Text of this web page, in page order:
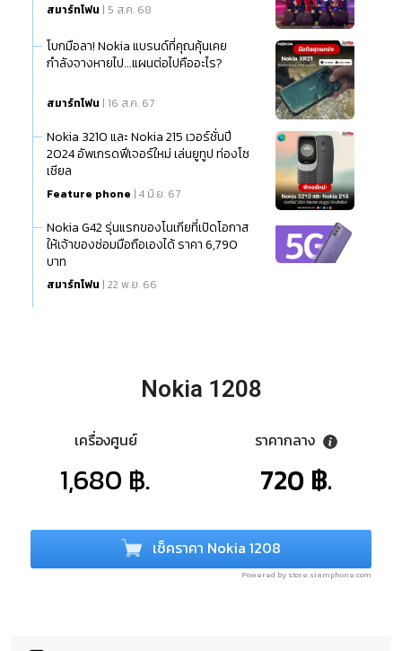
สมาร์ทโฟน | 5 ส.ค. 68
โบกมือลา! Nokia แบรนด์ที่คุณคุ้นเคย
กำลังจางหายไป...แผนต่อไปคืออะไร?
สมาร์ทโฟน | 16 ส.ค. 67
Nokia 3210 และ Nokia 215 เวอร์ชั่นปี
2024 อัพเกรดฟีเจอร์ใหม่ เล่นยูทูป ท่องโซ
เชียล
Feature phone | 4 มิ.ย. 67
Nokia G42 รุ่นแรกของโนเกียที่เปิดโอกาส
ให้เจ้าของซ่อมมือถือเองได้ ราคา 6,790
บาท
สมาร์ทโฟน | 22 พ.ย. 66
Nokia 1208
เครื่องศูนย์
1,680 ฿.
ราคากลาง
720 ฿.
เช็คราคา Nokia 1208
Powered by store.siamphone.com